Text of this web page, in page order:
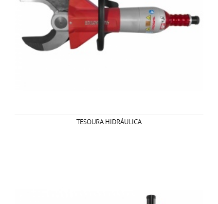
TESOURA HIDRÁULICA